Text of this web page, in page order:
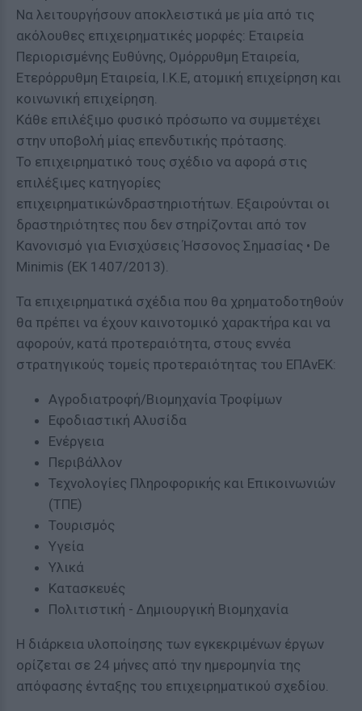
Να λειτουργήσουν αποκλειστικά με μία από τις
ακόλουθες επιχειρηματικές μορφές: Εταιρεία
Περιορισμένης Ευθύνης, Ομόρρυθμη Εταιρεία,
Ετερόρρυθμη Εταιρεία, Ι.Κ.Ε, ατομική επιχείρηση και
κοινωνική επιχείρηση.
Κάθε επιλέξιμο φυσικό πρόσωπο να συμμετέχει
στην υποβολή μίας επενδυτικής πρότασης.
Το επιχειρηματικό τους σχέδιο να αφορά στις
επιλέξιμες κατηγορίες
επιχειρηματικώνδραστηριοτήτων. Εξαιρούνται οι
δραστηριότητες που δεν στηρίζονται από τον
Κανονισμό για Ενισχύσεις Ήσσονος Σημασίας • De
Minimis (EK 1407/2013).
Τα επιχειρηματικά σχέδια που θα χρηματοδοτηθούν
θα πρέπει να έχουν καινοτομικό χαρακτήρα και να
αφορούν, κατά προτεραιότητα, στους εννέα
στρατηγικούς τομείς προτεραιότητας του ΕΠΑνΕΚ:
Αγροδιατροφή/Βιομηχανία Τροφίμων
Εφοδιαστική Αλυσίδα
Ενέργεια
Περιβάλλον
Τεχνολογίες Πληροφορικής και Επικοινωνιών
(ΤΠΕ)
Τουρισμός
Υγεία
Υλικά
Κατασκευές
Πολιτιστική - Δημιουργική Βιομηχανία
Η διάρκεια υλοποίησης των εγκεκριμένων έργων
ορίζεται σε 24 μήνες από την ημερομηνία της
απόφασης ένταξης του επιχειρηματικού σχεδίου.